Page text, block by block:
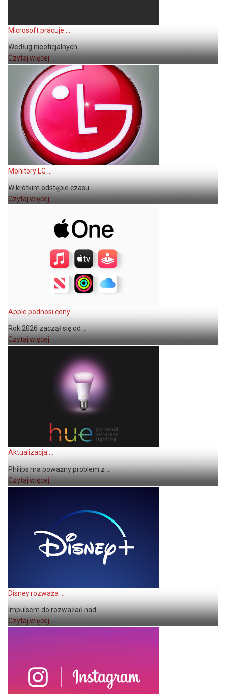
Microsoft pracuje ...
Według nieoficjalnych ...
Czytaj więcej
Monitory LG ...
W krótkim odstępie czasu ...
Czytaj więcej
Apple podnosi ceny ...
Rok 2026 zaczął się od ...
Czytaj więcej
Aktualizacja ...
Philips ma poważny problem z ...
Czytaj więcej
Disney rozważa ...
Impulsem do rozważań nad ...
Czytaj więcej